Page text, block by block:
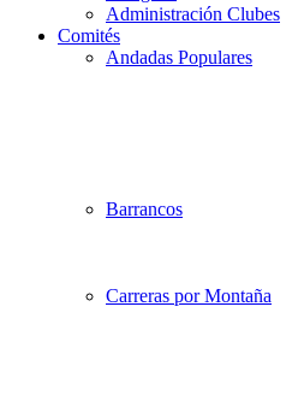
Administración Clubes
Comités
Andadas Populares
Barrancos
Carreras por Montaña